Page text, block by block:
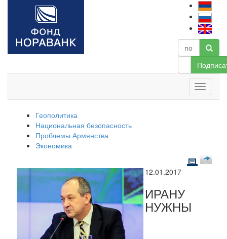
Геополитика
Национальная безопасность
Проблемы Армянства
Экономика
12.01.2017
ИРАНУ
НУЖНЫ